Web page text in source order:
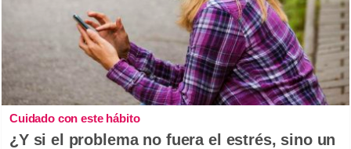
Cuidado con este hábito
¿Y si el problema no fuera el estrés, sino un